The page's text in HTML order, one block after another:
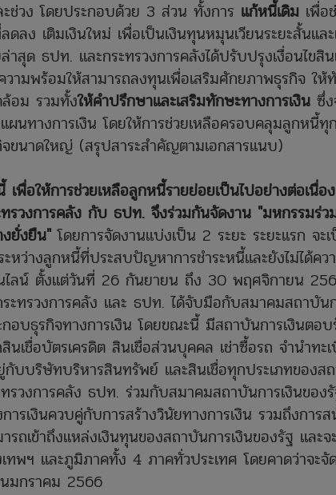
ช่วง โดยประกอบด้วย 3 ส่วน ทั้งการ แก้หนี้เดิม เพื่อ
ดลง เติมเงินใหม่ เพื่อเป็นเงินทุนหมุนเวียนระยะสั้นและ
าสุด ธปท. และกระทรวงการคลังได้ปรับปรุงเงื่อนไขสิ
ามพร้อมให้สามารถลงทุนเพื่อเสริมศักยภาพธุรกิจ ให้
ล้อม รวมทั้งให้คำปรึกษาและเสริมทักษะทางการเงิน ซึ่
ผนทางการเงิน โดยให้การช่วยเหลือครอบคลุมลูกหนี้ทุ
ขนาดใหญ่ (สรุปสาระสำคัญตามเอกสารแนบ)
เพื่อให้การช่วยเหลือลูกหนี้รายย่อยเป็นไปอย่างต่อเนื่
รวงการคลัง กับ ธปท. จึงร่วมกันจัดงาน "มหกรรมร่ว
ยั่งยืน" โดยการจัดงานแบ่งเป็น 2 ระยะ ระยะแรก จะเ
หว่างลูกหนี้ที่ประสบปัญหาการชำระหนี้และยังไม่ได้คว
ลน์ ตั้งแต่วันที่ 26 กันยายน ถึง 30 พฤศจิกายน 2565
ะทรวงการคลัง และ ธปท. ได้จับมือกับสมาคมสถาบัน
อบธุรกิจทางการเงิน โดยขณะนี้ มีสถาบันการเงินตอ
นเชื่อบัตรเครดิต สินเชื่อส่วนบุคคล เช่าซื้อรถ จำนำทะ
บบริษัทบริหารสินทรัพย์ และสินเชื่อทุกประเภทของสถา
รวงการคลัง ธปท. ร่วมกับสมาคมสถาบันการเงินของรั
ารเงินควบคู่กับการสร้างวินัยทางการเงิน รวมถึงการ
รถเข้าถึงแหล่งเงินทุนของสถาบันการเงินของรัฐ แล
ทพฯ และภูมิภาคทั้ง 4 ภาคทั่วประเทศ โดยคาดว่าจะจั
มกราคม 2566